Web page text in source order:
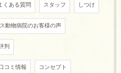
くある質問 スタッフ しつけ
動物病院のお客様の声
判
コミ情報 コンセプト